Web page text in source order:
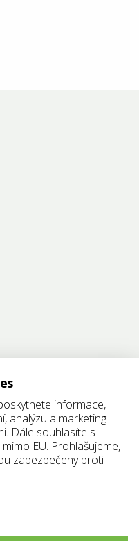
informace,
analýzu a marketing
Dále souhlasíte s
EU. Prohlašujeme,
zabezpečeny proti